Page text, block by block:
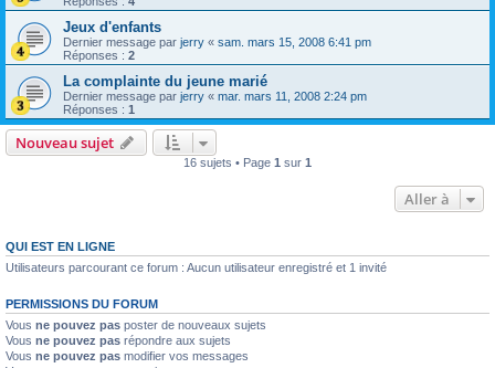
Jeux d'enfants
Dernier message par jerry « sam. mars 15, 2008 6:41 pm
Réponses : 2
La complainte du jeune marié
Dernier message par jerry « mar. mars 11, 2008 2:24 pm
Réponses : 1
Nouveau sujet
16 sujets • Page 1 sur 1
Aller à
QUI EST EN LIGNE
Utilisateurs parcourant ce forum : Aucun utilisateur enregistré et 1 invité
PERMISSIONS DU FORUM
Vous ne pouvez pas poster de nouveaux sujets
Vous ne pouvez pas répondre aux sujets
Vous ne pouvez pas modifier vos messages